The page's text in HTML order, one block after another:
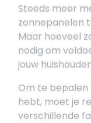
Steeds meer
zonnepanelen
Maar hoeveel
nodig om
jouw
Om te bepalen
hebt, moet je
verschillende